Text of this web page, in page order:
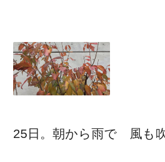
25日。朝から雨で 風も